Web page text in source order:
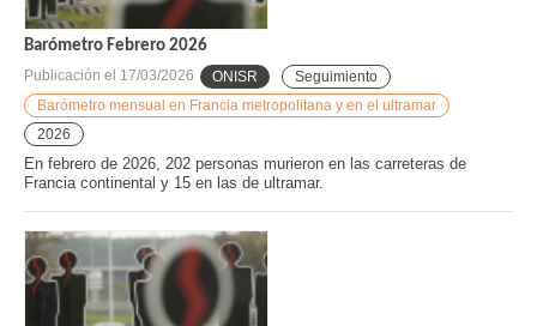
Barómetro Febrero 2026
Publicación el 17/03/2026 ONISR
Seguimiento
Barómetro mensual en Francia metropolitana y en el ultramar
2026
En febrero de 2026, 202 personas murieron en las carreteras de
Francia continental y 15 en las de ultramar.